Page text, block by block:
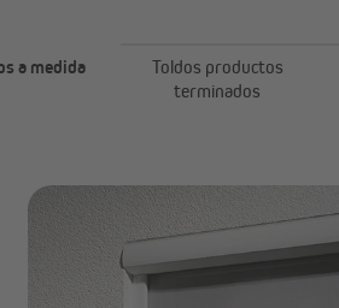
Mosquiteras a medida
Mosquiteras producto
Ver todo
a medida
Toldos productos
terminados